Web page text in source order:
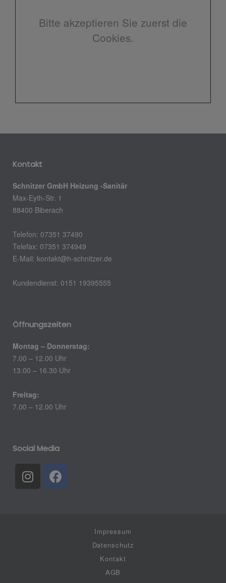
Bitte akzeptieren Sie zuerst die
Cookies.
Kontakt
Schnitzer GmbH Heizung -Sanitär
Max-Eyth-Str. 1
88400 Biberach
Telefon: 07351 37490
Telefax: 07351 374949
E-Mail: kontakt@h-schnitzer.de
Kundendienst: 0151 19395555
Öffnungszeiten
Montag – Donnerstag:
7.00 – 12.00 Uhr
13.00 – 16.30 Uhr
Freitag:
7.00 – 12.00 Uhr
Social Media
Impressum
Datenschutz
Kontakt
AGB